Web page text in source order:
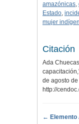
amazónicas,
Estado,
mujer
Citación
Ada
de agosto
http://
← Elemento